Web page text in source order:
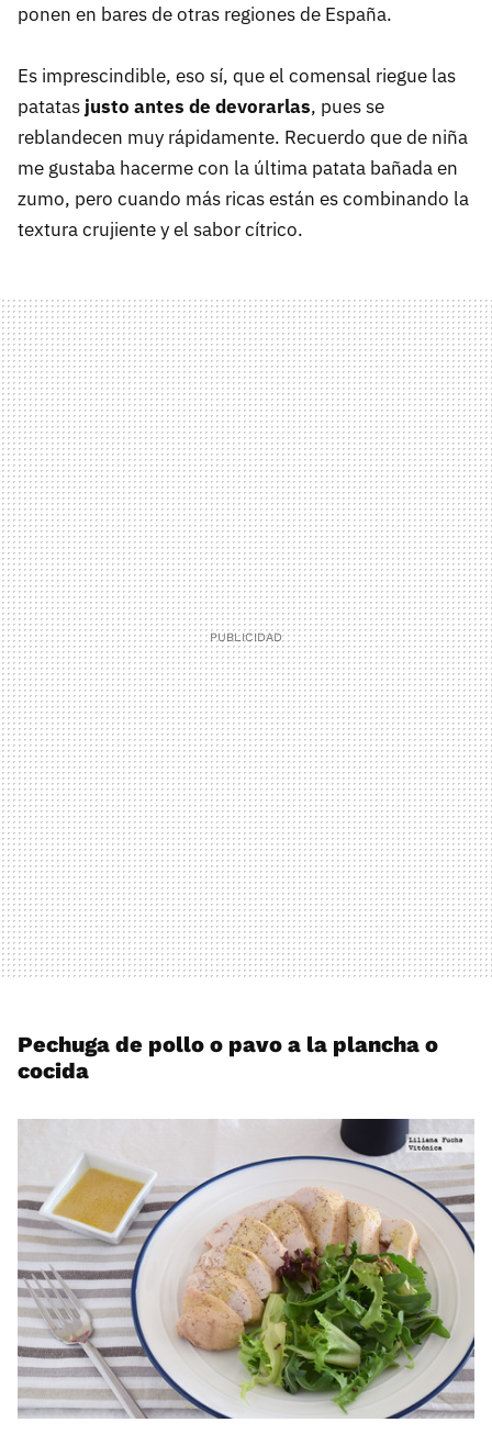
ponen en bares de otras regiones de España.
Es imprescindible, eso sí, que el comensal riegue las
patatas justo antes de devorarlas, pues se
reblandecen muy rápidamente. Recuerdo que de niña
me gustaba hacerme con la última patata bañada en
zumo, pero cuando más ricas están es combinando la
textura crujiente y el sabor cítrico.
Pechuga de pollo o pavo a la plancha o
cocida